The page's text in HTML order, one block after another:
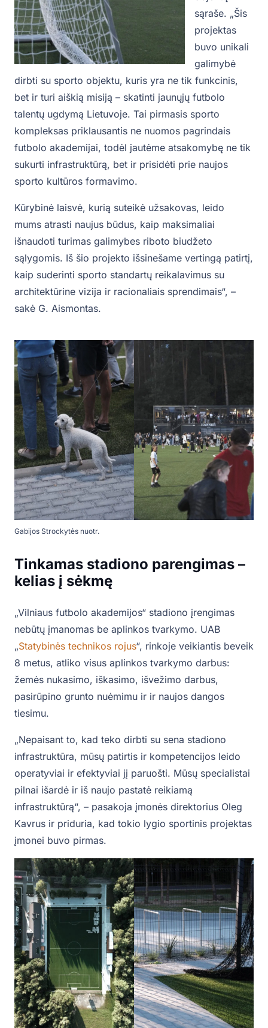
sąraše. „Šis
projektas
buvo unikali
galimybė
dirbti su sporto objektu, kuris yra ne tik funkcinis,
bet ir turi aiškią misiją – skatinti jaunųjų futbolo
talentų ugdymą Lietuvoje. Tai pirmasis sporto
kompleksas priklausantis ne nuomos pagrindais
futbolo akademijai, todėl jautėme atsakomybę ne tik
sukurti infrastruktūrą, bet ir prisidėti prie naujos
sporto kultūros formavimo.
Kūrybinė laisvė, kurią suteikė užsakovas, leido
mums atrasti naujus būdus, kaip maksimaliai
išnaudoti turimas galimybes riboto biudžeto
sąlygomis. Iš šio projekto išsinešame vertingą patirtį,
kaip suderinti sporto standartų reikalavimus su
architektūrine vizija ir racionaliais sprendimais“, –
sakė G. Aismontas.
Gabijos Strockytės nuotr.
Tinkamas stadiono parengimas –
kelias į sėkmę
„Vilniaus futbolo akademijos“ stadiono įrengimas
nebūtų įmanomas be aplinkos tvarkymo. UAB
„Statybinės technikos rojus“, rinkoje veikiantis beveik
8 metus, atliko visus aplinkos tvarkymo darbus:
žemės nukasimo, iškasimo, išvežimo darbus,
pasirūpino grunto nuėmimu ir ir naujos dangos
tiesimu.
„Nepaisant to, kad teko dirbti su sena stadiono
infrastruktūra, mūsų patirtis ir kompetencijos leido
operatyviai ir efektyviai jį paruošti. Mūsų specialistai
pilnai išardė ir iš naujo pastatė reikiamą
infrastruktūrą“, – pasakoja įmonės direktorius Oleg
Kavrus ir priduria, kad tokio lygio sportinis projektas
įmonei buvo pirmas.